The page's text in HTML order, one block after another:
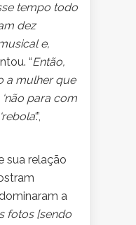
tempo todo
dez
e,
“Então,
a mulher que
‘não para com
‘.”,
sua relação
a
fotos [sendo